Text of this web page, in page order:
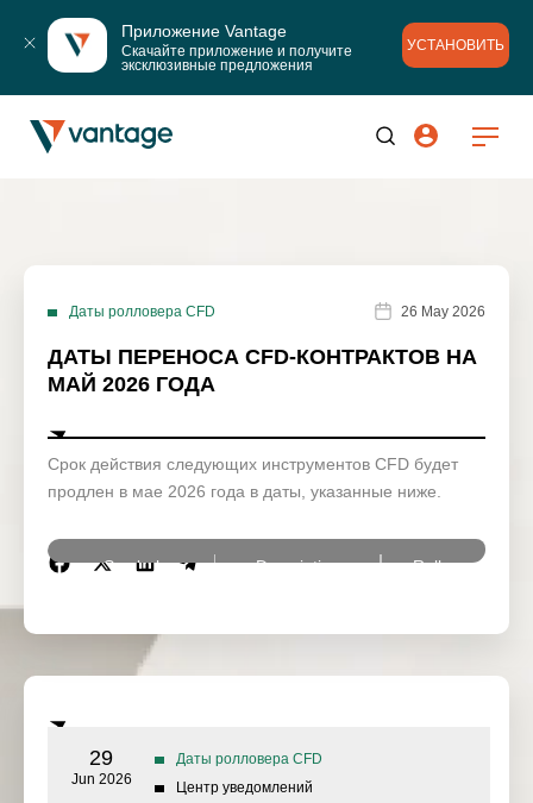
Приложение Vantage
Скачайте приложение и получите
эксклюзивные предложения
УСТАНОВИТЬ
Даты ролловера CFD 26 May 2026
ДАТЫ ПЕРЕНОСА CFD-КОНТРАКТОВ НА
МАЙ 2026 ГОДА
Срок действия следующих инструментов CFD будет
продлен в мае 2026 года в даты, указанные ниже.
Symbol Description Rollover Date
Texas
13 May 2026
Volatility
29
Jun 2026
Даты ролловера CFD
Центр уведомлений